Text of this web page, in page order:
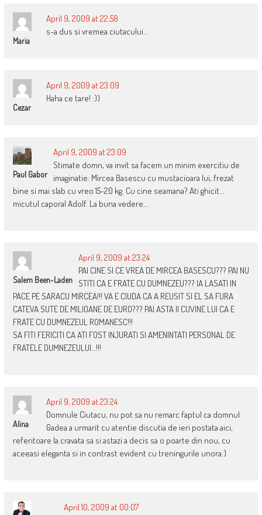
Maria
April 9, 2009 at 22:58
s-a dus si vremea ciutacului…
Cezar
April 9, 2009 at 23:09
Haha ce tare! :))
Paul Gabor
April 9, 2009 at 23:09
Stimate domn, va invit sa facem un minim exercitiu de
imaginatie: Mircea Basescu cu mustacioara lui, frezat
bine si mai slab cu vreo 15-20 kg. Cu cine seamana? Ati ghicit…
micutul caporal Adolf. La buna vedere…
Salem Been-Laden
April 9, 2009 at 23:24
PAI CINE SI CE VREA DE MIRCEA BASESCU??? PAI NU
STITI CA E FRATE CU DUMNEZEU??? IA LASATI IN
PACE PE SARACU MIRCEA!!! VA E CIUDA CA A REUSIT SI EL SA FURA
CATEVA SUTE DE MILIOANE DE EURO??? PAI ASTA II CUVINE LUI CA E
FRATE CU DUMNEZEUL ROMANESC!!!
SA FITI FERICITI CA ATI FOST INJURATI SI AMENINTATI PERSONAL DE
FRATELE DUMNEZEULUI…!!!
Alina
April 9, 2009 at 23:24
Domnule Ciutacu, nu pot sa nu remarc faptul ca domnul
Gadea a urmarit cu atentie discutia de ieri postata aici,
referitoare la cravata sa si astazi a decis sa o poarte din nou, cu
aceeasi eleganta si in contrast evident cu treningurile unora:)
April 10, 2009 at 00:07